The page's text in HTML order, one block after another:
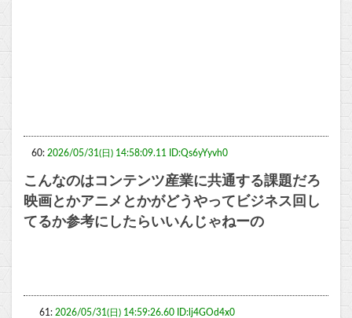
60: 2026/05/31(日) 14:58:09.11 ID:Qs6yYyvh0
こんなのはコンテンツ産業に共通する課題だろ
映画とかアニメとかがどうやってビジネス回し
てるか参考にしたらいいんじゃねーの
61: 2026/05/31(日) 14:59:26.60 ID:lj4GOd4x0